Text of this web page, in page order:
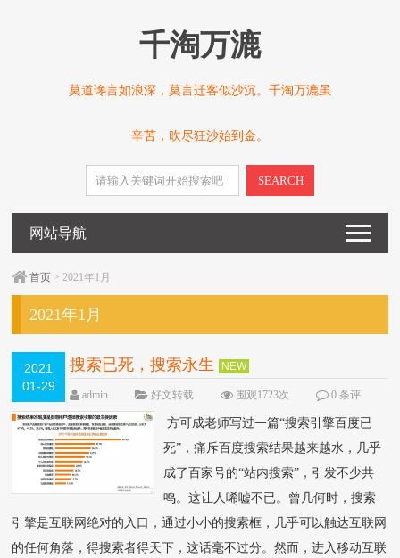
千淘万漉
莫道谗言如浪深，莫言迁客似沙沉。千淘万漉虽
辛苦，吹尽狂沙始到金。
SEARCH
网站导航
首页 > 2021年1月
2021年1月
2021
01-29
搜索已死，搜索永生 NEW
admin 好文转载 围观1723次
0 条评
论
方可成老师写过一篇“搜索引擎百度已
死”，痛斥百度搜索结果越来越水，几乎
成了百家号的“站内搜索”，引发不少共
鸣。这让人唏嘘不已。曾几何时，搜索
引擎是互联网绝对的入口，通过小小的搜索框，几乎可以触达互联网
的任何角落，得搜索者得天下，这话毫不过分。然而，进入移动互联